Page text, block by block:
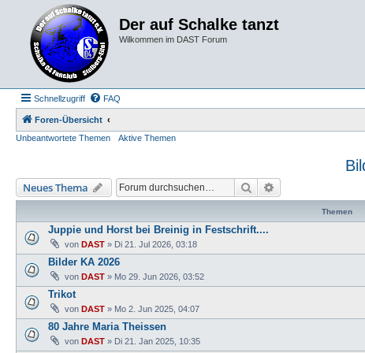
Der auf Schalke tanzt
Wilkommen im DAST Forum
Schnellzugriff FAQ
Foren-Übersicht
Unbeantwortete Themen
Aktive Themen
Neues Thema Suche
Themen
Juppie und Horst bei Breinig in Festschrift....
von DAST » Di 21. Jul 2026, 03:18
Bilder KA 2026
von DAST » Mo 29. Jun 2026, 03:52
Trikot
von DAST » Mo 2. Jun 2025, 04:07
80 Jahre Maria Theissen
von DAST » Di 21. Jan 2025, 10:35